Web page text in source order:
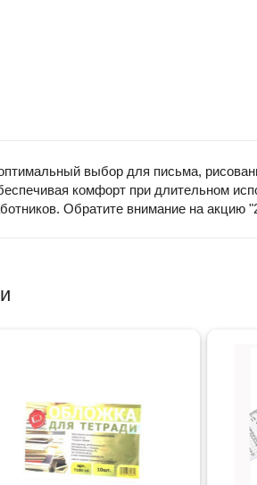
выбор для письма,
комфорт при длительном
Обратите внимание на акцию